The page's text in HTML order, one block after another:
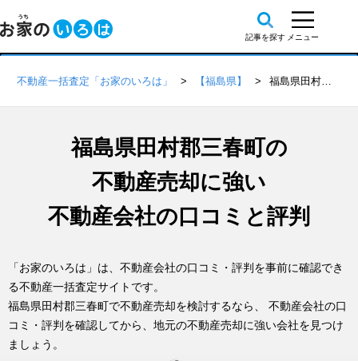
不動産一括査定「お家のいろは」 【福島県】 福島県田村郡三春町の不動産会社 口コミ・評判一覧
福島県田村郡三春町の
不動産売却に強い
不動産会社の口コミと評判
「お家のいろは」は、不動産会社の口コミ・評判を事前に確認でき
る不動産一括査定サイトです。
福島県田村郡三春町で不動産売却を検討するなら、 不動産会社の口
コミ・評判を確認してから、地元の不動産売却に強い会社を見つけ
ましょう。